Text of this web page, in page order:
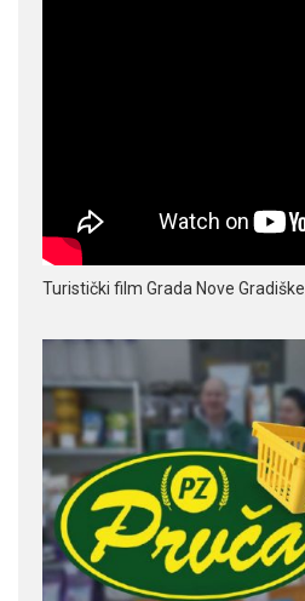
Turistički film Grada Nove Gradiške